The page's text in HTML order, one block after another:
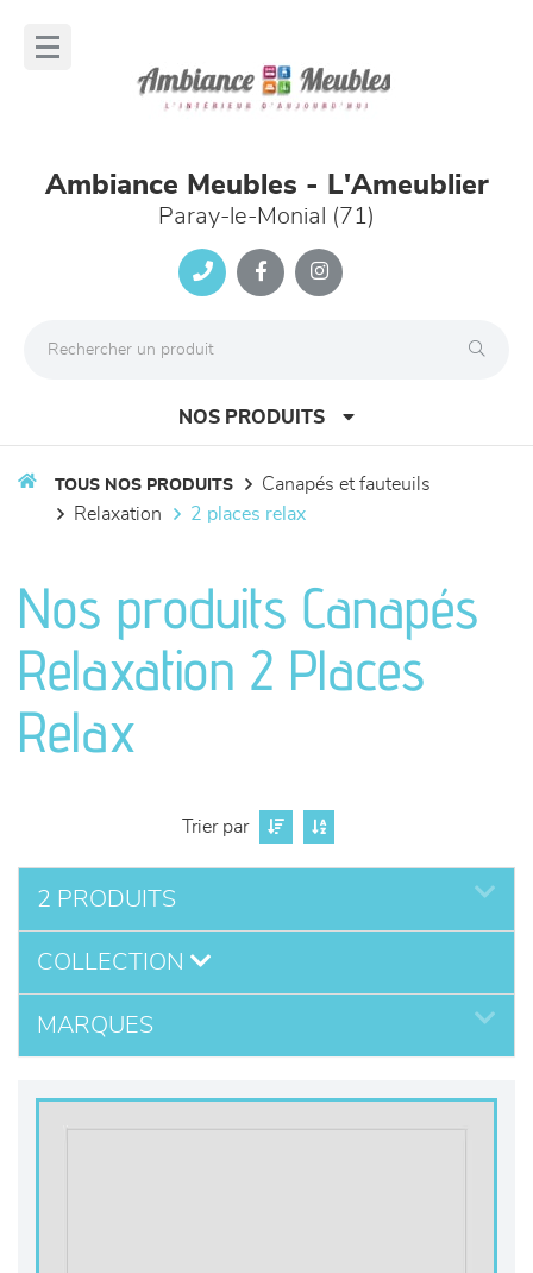
Ambiance Meubles - L'Ameublier
Paray-le-Monial (71)
NOS PRODUITS
séjours
meubles de complément
chambres et dressing
décoration
TOUS NOS PRODUITS
canapés et fauteuils
relaxation
2 places relax
Nos produits Canapés
Relaxation 2 Places
Relax
Trier par
2 PRODUITS
COLLECTION
MARQUES